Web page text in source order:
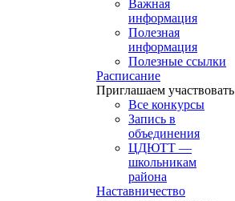
Важная
информация
Полезная
информация
Полезные ссылки
Расписание
Приглашаем участвовать
Все конкурсы
Запись в
объединения
ЦДЮТТ —
школьникам
района
Наставничество